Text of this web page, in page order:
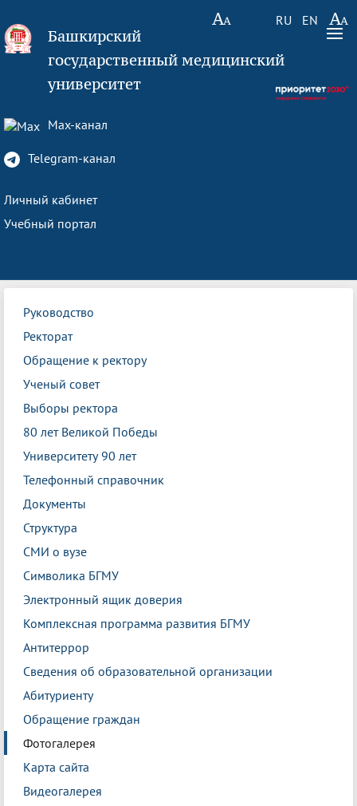
RU EN
Башкирский
государственный медицинский
университет
Max-канал
Telegram-канал
Личный кабинет
Учебный портал
Руководство
Ректорат
Обращение к ректору
Ученый совет
Выборы ректора
80 лет Великой Победы
Университету 90 лет
Телефонный справочник
Документы
Структура
СМИ о вузе
Символика БГМУ
Электронный ящик доверия
Комплексная программа развития БГМУ
Антитеррор
Сведения об образовательной организации
Абитуриенту
Обращение граждан
Фотогалерея
Карта сайта
Видеогалерея